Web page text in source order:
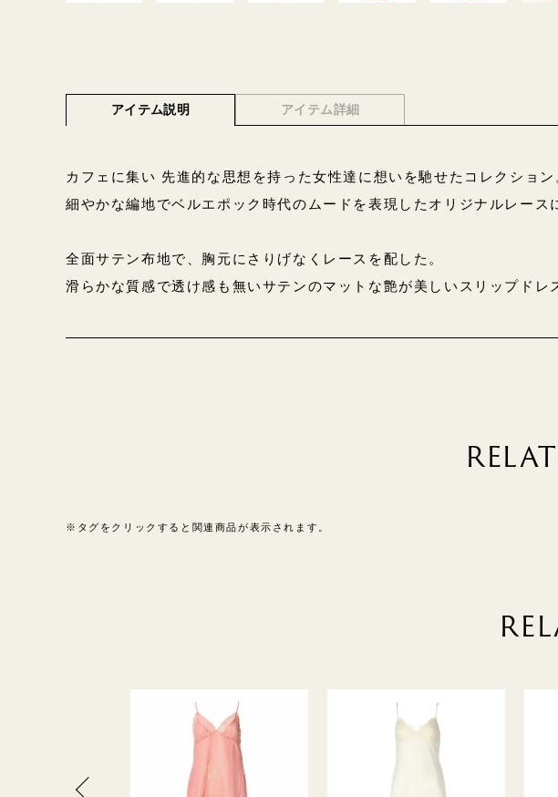
アイテム説明 アイテム詳細
カフェに集い 先進的な思想を持った女性達に想いを馳せたコレクショ
細やかな編地でベルエポック時代のムードを表現したオリジナルレース
全面サテン布地で、胸元にさりげなくレースを配した。
滑らかな質感で透け感も無いサテンのマットな艶が美しいスリップドレ
※タグをクリックすると関連商品が表示されます。